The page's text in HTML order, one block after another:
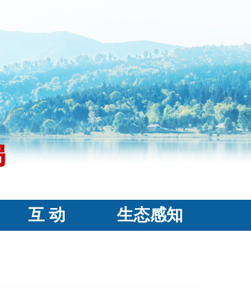
互 动 生态感知